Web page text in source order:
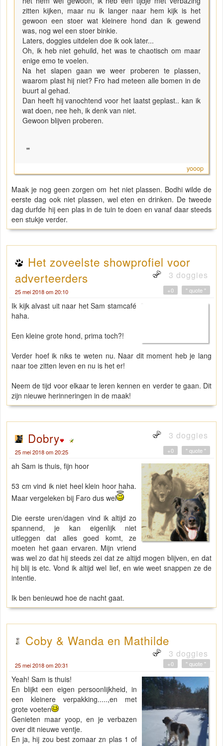
zitten kijken, maar nu ik langer naar hem kijk is het
gewoon een stoer wat kleinere hond dan ik gewend
was, nog wel een stoer binkie.
Laters, doggies uitdelen doe ik ook later...
Oh, ik heb niet gehuild, het was te chaotisch om maar
enige emo te voelen.
Na het slapen gaan we weer proberen te plassen,
waarom plast hij niet? Fro had meteen alle bomen in de
buurt al gehad.
Dan heeft hij vanochtend voor het laatst geplast.. kan ik
wat doen, nee heh, ik denk van niet.
Gewoon blijven proberen.
"
yooop
Maak je nog geen zorgen om het niet plassen. Bodhi wilde de
eerste dag ook niet plassen, wel eten en drinken. De tweede
dag durfde hij een plas in de tuin te doen en vanaf daar steeds
een stukje verder.
Het zoveelste showprofiel voor
adverteerders
3 doggies
25 mei 2018 om 20:10 " quote "
+0
Ik kijk alvast uit naar het Sam stamcafé
haha.
Een kleine grote hond, prima toch?!
Verder hoef ik niks te weten nu. Naar dit moment heb je lang
naar toe zitten leven en nu is het er!
Neem de tijd voor elkaar te leren kennen en verder te gaan. Dit
zijn nieuwe herinneringen in de maak!
Dobry 3 doggies
25 mei 2018 om 20:25 " quote "
+0
ah Sam is thuis, fijn hoor
53 cm vind ik niet heel klein hoor haha.
Maar vergeleken bij Faro dus wel
Die eerste uren/dagen vind ik altijd zo
spannend, je kan eigenlijk niet
uitleggen dat alles goed komt, ze
moeten het gaan ervaren. Mijn vriend
was wel zo dat hij steeds zei dat ze altijd mogen blijven, en dat
hij blij is etc. Vond ik altijd wel lief, en wie weet snappen ze de
intentie.
Ik ben benieuwd hoe de nacht gaat.
Coby & Wanda en Mathilde
3 doggies
25 mei 2018 om 20:31 " quote "
+0
Yeah! Sam is thuis!
En blijkt een eigen persoonlijkheid, in
een kleinere verpakking.....,en met
grote voeten
Genieten maar yoop, en je verbazen
over dit nieuwe ventje.
En ja, hij zou best zomaar zn plas 1 of